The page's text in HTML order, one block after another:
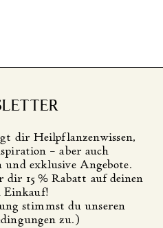
dir Heilpflanzenwissen,
– aber auch
exklusive Angebote.
dir 15 % Rabatt auf deinen
Einkauf!
stimmst du unseren
zu.)